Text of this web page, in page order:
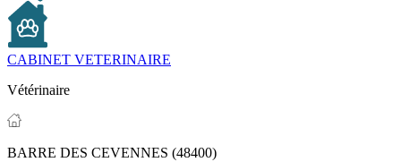
CABINET VETERINAIRE
Vétérinaire
BARRE DES CEVENNES (48400)